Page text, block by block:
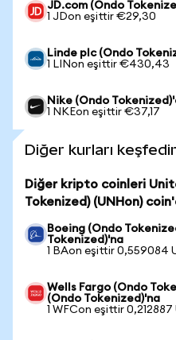
JD.com (Ondo
1 JDon eşittir €29,30
Linde plc (Ondo
1 LINon eşittir €430,43
Nike (Ondo
1 NKEon eşittir €37,17
Diğer kurları
Diğer kripto coinleri
Tokenized) (UNHon)
Boeing (Ondo
Tokenized)'na
1 BAon eşittir 0,559084
Wells Fargo (Ondo
(Ondo Tokenized)'na
1 WFCon eşittir